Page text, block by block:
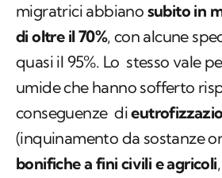
migratrici abbiano subito in
di oltre il 70%, con alcune
quasi il 95%. Lo stesso vale
umide che hanno sofferto
conseguenze di
(inquinamento da sostanze
bonifiche a fini civili e agricoli